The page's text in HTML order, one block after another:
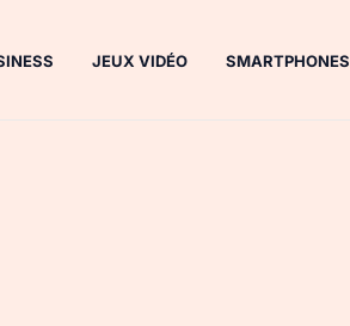
JEUX VIDÉO SMARTPHONES